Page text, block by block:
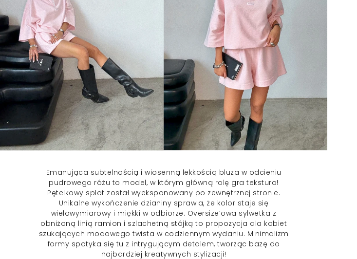
Emanująca subtelnością i wiosenną lekkością bluza w odcieniu
pudrowego różu to model, w którym główną rolę gra tekstura!
Pętelkowy splot został wyeksponowany po zewnętrznej stronie.
Unikalne wykończenie dzianiny sprawia, że kolor staje się
wielowymiarowy i miękki w odbiorze. Oversize’owa sylwetka z
obniżoną linią ramion i szlachetną stójką to propozycja dla kobiet
szukających modowego twista w codziennym wydaniu. Minimalizm
formy spotyka się tu z intrygującym detalem, tworząc bazę do
najbardziej kreatywnych stylizacji!